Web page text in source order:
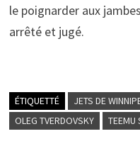
le poignarder aux
arrêté et jugé.
ÉTIQUETTÉ JETS DE
OLEG TVERDOVSKY
TEEMU